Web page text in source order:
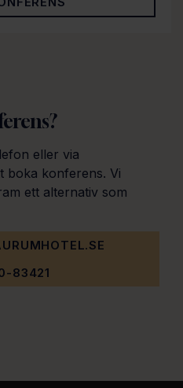
eller via
boka konferens. Vi
ett alternativ som
83421